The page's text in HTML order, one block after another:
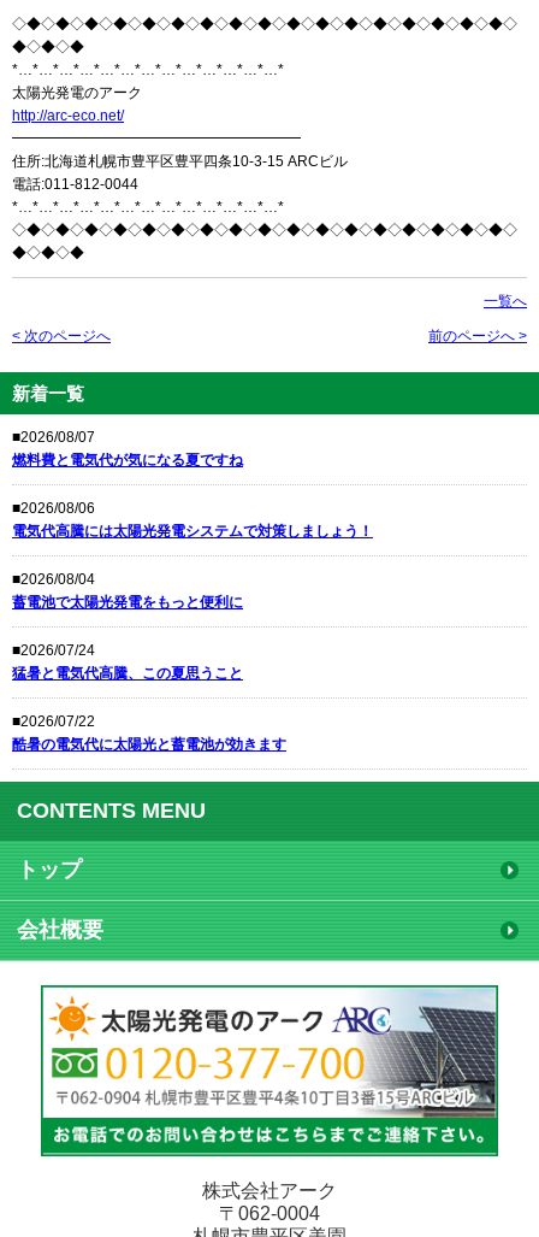
◇◆◇◆◇◆◇◆◇◆◇◆◇◆◇◆◇◆◇◆◇◆◇◆◇◆◇◆◇◆◇◆◇◆◇
◆◇◆◇◆
*…*…*…*…*…*…*…*…*…*…*…*…*…*
太陽光発電のアーク
http://arc-eco.net/
━━━━━━━━━━━━━━━━━━━━
住所:北海道札幌市豊平区豊平四条10-3-15 ARCビル
電話:011-812-0044
*…*…*…*…*…*…*…*…*…*…*…*…*…*
◇◆◇◆◇◆◇◆◇◆◇◆◇◆◇◆◇◆◇◆◇◆◇◆◇◆◇◆◇◆◇◆◇◆◇
◆◇◆◇◆
一覧へ
< 次のページへ 前のページへ >
新着一覧
■2026/08/07
燃料費と電気代が気になる夏ですね
■2026/08/06
電気代高騰には太陽光発電システムで対策しましょう！
■2026/08/04
蓄電池で太陽光発電をもっと便利に
■2026/07/24
猛暑と電気代高騰、この夏思うこと
■2026/07/22
酷暑の電気代に太陽光と蓄電池が効きます
CONTENTS MENU
トップ
会社概要
株式会社アーク
〒062-0004